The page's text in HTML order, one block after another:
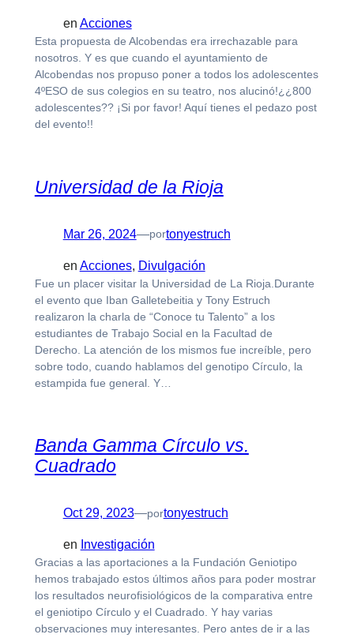
en Acciones
Esta propuesta de Alcobendas era irrechazable para
nosotros. Y es que cuando el ayuntamiento de
Alcobendas nos propuso poner a todos los adolescentes
4ºESO de sus colegios en su teatro, nos alucinó!¿¿800
adolescentes?? ¡Si por favor! Aquí tienes el pedazo post
del evento!!
Universidad de la Rioja
Mar 26, 2024—portonyestruch
en Acciones, Divulgación
Fue un placer visitar la Universidad de La Rioja.Durante
el evento que Iban Galletebeitia y Tony Estruch
realizaron la charla de “Conoce tu Talento” a los
estudiantes de Trabajo Social en la Facultad de
Derecho. La atención de los mismos fue increíble, pero
sobre todo, cuando hablamos del genotipo Círculo, la
estampida fue general. Y…
Banda Gamma Círculo vs.
Cuadrado
Oct 29, 2023—portonyestruch
en Investigación
Gracias a las aportaciones a la Fundación Geniotipo
hemos trabajado estos últimos años para poder mostrar
los resultados neurofisiológicos de la comparativa entre
el geniotipo Círculo y el Cuadrado. Y hay varias
observaciones muy interesantes. Pero antes de ir a las